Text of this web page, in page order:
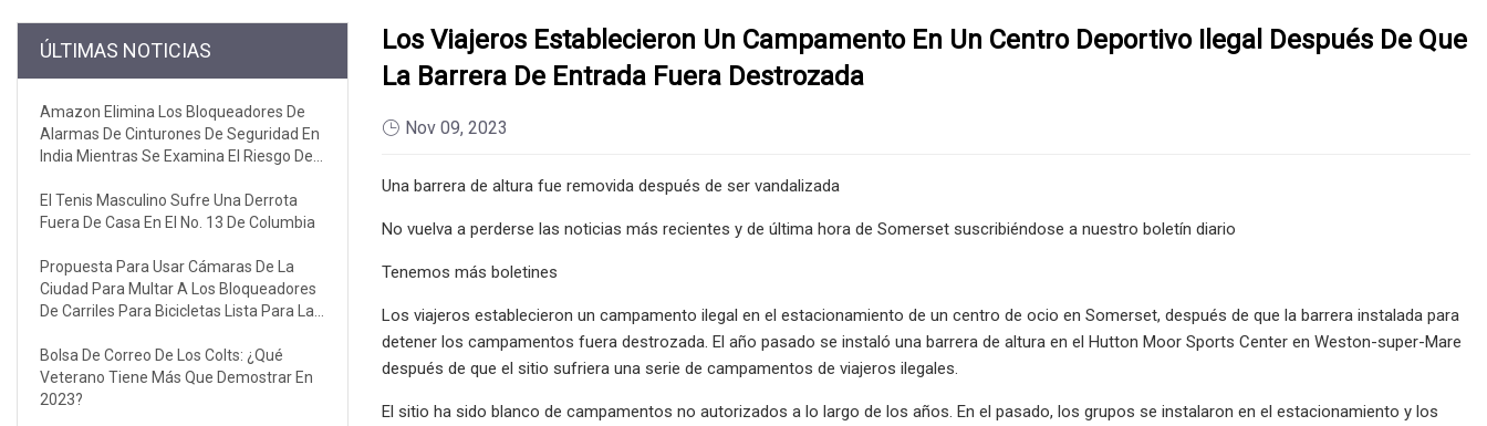
ÚLTIMAS NOTICIAS
Amazon Elimina Los Bloqueadores De
Alarmas De Cinturones De Seguridad En
India Mientras Se Examina El Riesgo De
El Tenis Masculino Sufre Una Derrota
Fuera De Casa En El No. 13 De Columbia
Propuesta Para Usar Cámaras De La
Ciudad Para Multar A Los Bloqueadores
De Carriles Para Bicicletas Lista Para La
Bolsa De Correo De Los Colts: ¿Qué
Veterano Tiene Más Que Demostrar En
2023?
Los Viajeros Establecieron Un Campamento En Un Centro Deportivo Ilegal Después De Que
La Barrera De Entrada Fuera Destrozada
Nov 09, 2023
Una barrera de altura fue removida después de ser vandalizada
No vuelva a perderse las noticias más recientes y de última hora de Somerset suscribiéndose a nuestro boletín diario
Tenemos más boletines
Los viajeros establecieron un campamento ilegal en el estacionamiento de un centro de ocio en Somerset, después de que la barrera instalada para
detener los campamentos fuera destrozada. El año pasado se instaló una barrera de altura en el Hutton Moor Sports Center en Weston-super-Mare
después de que el sitio sufriera una serie de campamentos de viajeros ilegales.
El sitio ha sido blanco de campamentos no autorizados a lo largo de los años. En el pasado, los grupos se instalaron en el estacionamiento y los